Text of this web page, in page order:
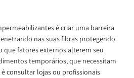
é criar uma barreira
nas suas fibras protegendo
que fatores externos alterem seu
temporários, que necessitam
consultar lojas ou profissionais